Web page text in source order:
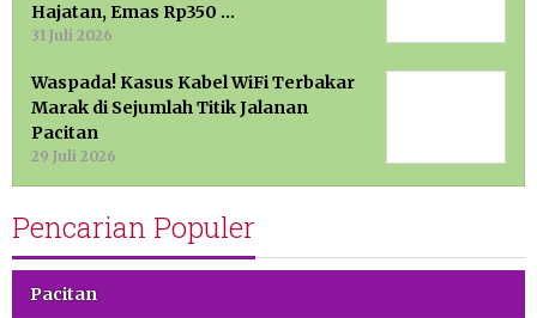
Hajatan, Emas Rp350 …
31 Juli 2026
Waspada! Kasus Kabel WiFi Terbakar
Marak di Sejumlah Titik Jalanan
Pacitan
29 Juli 2026
Pencarian Populer
Pacitan